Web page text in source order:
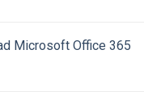
Microsoft Office 365